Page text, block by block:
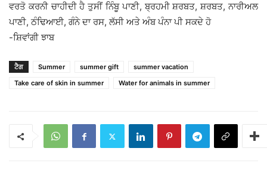
ਵਰਤੋ ਕਰਨੀ ਚਾਹੀਦੀ ਹੈ ਤੁਸੀਂ ਨਿੰਬੂ ਪਾਣੀ, ਬ੍ਰਹਮੀ ਸ਼ਰਬਤ, ਸ਼ਰਬਤ, ਨਾਰੀਅਲ
ਪਾਣੀ, ਠੰਢਿਆਈ, ਗੰਨੇ ਦਾ ਰਸ, ਲੱਸੀ ਅਤੇ ਅੰਬ ਪੰਨਾ ਪੀ ਸਕਦੇ ਹੋ
-ਸ਼ਿਵਾਂਗੀ ਝਾਬ
ਟੈਗ Summer summer gift
summer vacation
Take care of skin in summer
Water for animals in summer